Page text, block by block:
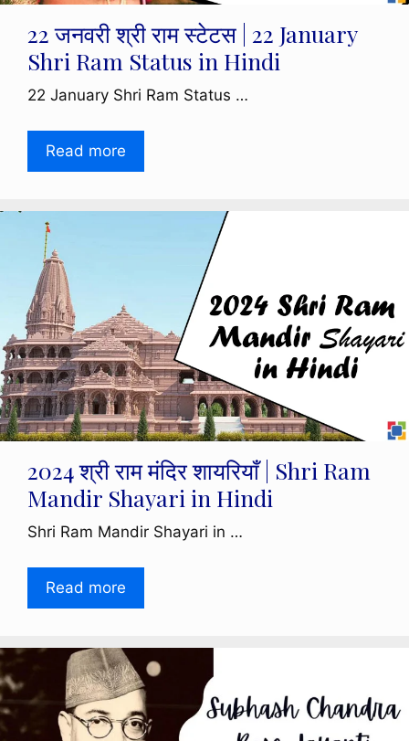
22 जनवरी श्री राम स्टेटस | 22 January
Shri Ram Status in Hindi
22 January Shri Ram Status …
Read more
2024 श्री राम मंदिर शायरियाँ | Shri Ram
Mandir Shayari in Hindi
Shri Ram Mandir Shayari in …
Read more